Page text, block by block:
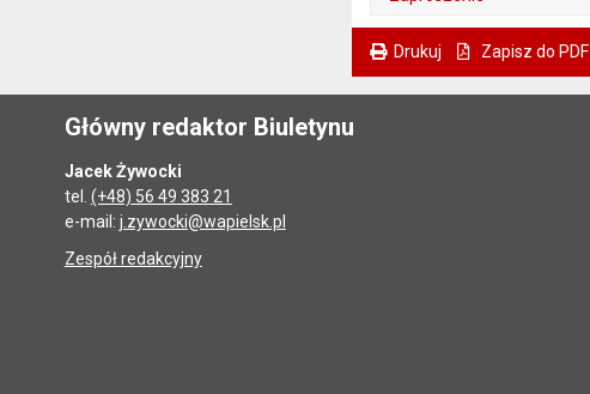
Drukuj Zapisz do PDF
Główny redaktor Biuletynu
Jacek Żywocki
tel. (+48) 56 49 383 21
e-mail: j.zywocki@wapielsk.pl
Zespół redakcyjny